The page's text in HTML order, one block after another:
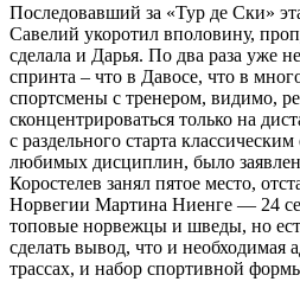
Последовавший за «Тур де Ски»
Савелий укоротил вполовину,
сделала и Дарья. По два раза уже
спринта – что в Давосе, что в
спортсмены с тренером, видимо,
сконцентрироваться только на
с раздельного старта
любимых дисциплин, было
Коростелев занял пятое место,
Норвегии Мартина Ниенге — 24
топовые норвежцы и шведы, но
сделать вывод, что и необходимая
трассах, и набор спортивной